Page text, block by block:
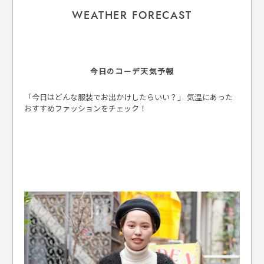
WEATHER FORECAST
今日のコーデ天気予報
「今日はどんな服装でお出かけしたらいい？」 気温にあった
おすすめファッションをチェック！